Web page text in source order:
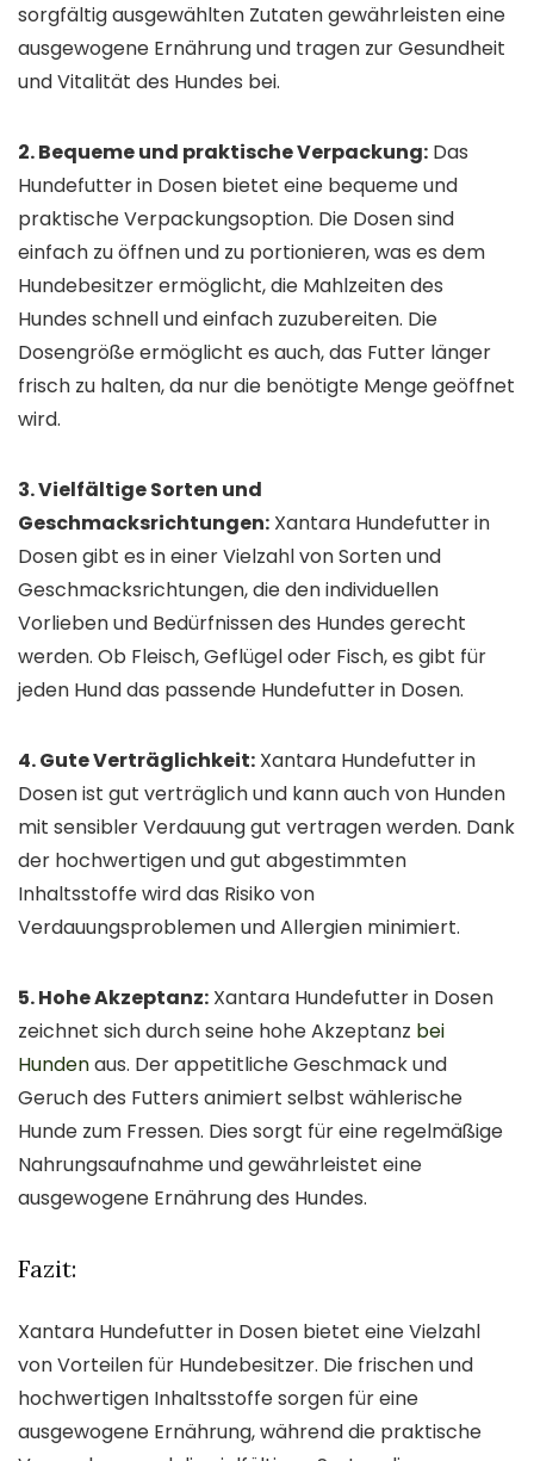
sorgfältig ausgewählten Zutaten gewährleisten eine
ausgewogene Ernährung und tragen zur Gesundheit
und Vitalität des Hundes bei.
2. Bequeme und praktische Verpackung: Das
Hundefutter in Dosen bietet eine bequeme und
praktische Verpackungsoption. Die Dosen sind
einfach zu öffnen und zu portionieren, was es dem
Hundebesitzer ermöglicht, die Mahlzeiten des
Hundes schnell und einfach zuzubereiten. Die
Dosengröße ermöglicht es auch, das Futter länger
frisch zu halten, da nur die benötigte Menge geöffnet
wird.
3. Vielfältige Sorten und
Geschmacksrichtungen: Xantara Hundefutter in
Dosen gibt es in einer Vielzahl von Sorten und
Geschmacksrichtungen, die den individuellen
Vorlieben und Bedürfnissen des Hundes gerecht
werden. Ob Fleisch, Geflügel oder Fisch, es gibt für
jeden Hund das passende Hundefutter in Dosen.
4. Gute Verträglichkeit: Xantara Hundefutter in
Dosen ist gut verträglich und kann auch von Hunden
mit sensibler Verdauung gut vertragen werden. Dank
der hochwertigen und gut abgestimmten
Inhaltsstoffe wird das Risiko von
Verdauungsproblemen und Allergien minimiert.
5. Hohe Akzeptanz: Xantara Hundefutter in Dosen
zeichnet sich durch seine hohe Akzeptanz bei
Hundenaus. Der appetitliche Geschmack und
Geruch des Futters animiert selbst wählerische
Hunde zum Fressen. Dies sorgt für eine regelmäßige
Nahrungsaufnahme und gewährleistet eine
ausgewogene Ernährung des Hundes.
Fazit:
Xantara Hundefutter in Dosen bietet eine Vielzahl
von Vorteilen für Hundebesitzer. Die frischen und
hochwertigen Inhaltsstoffe sorgen für eine
ausgewogene Ernährung, während die praktische